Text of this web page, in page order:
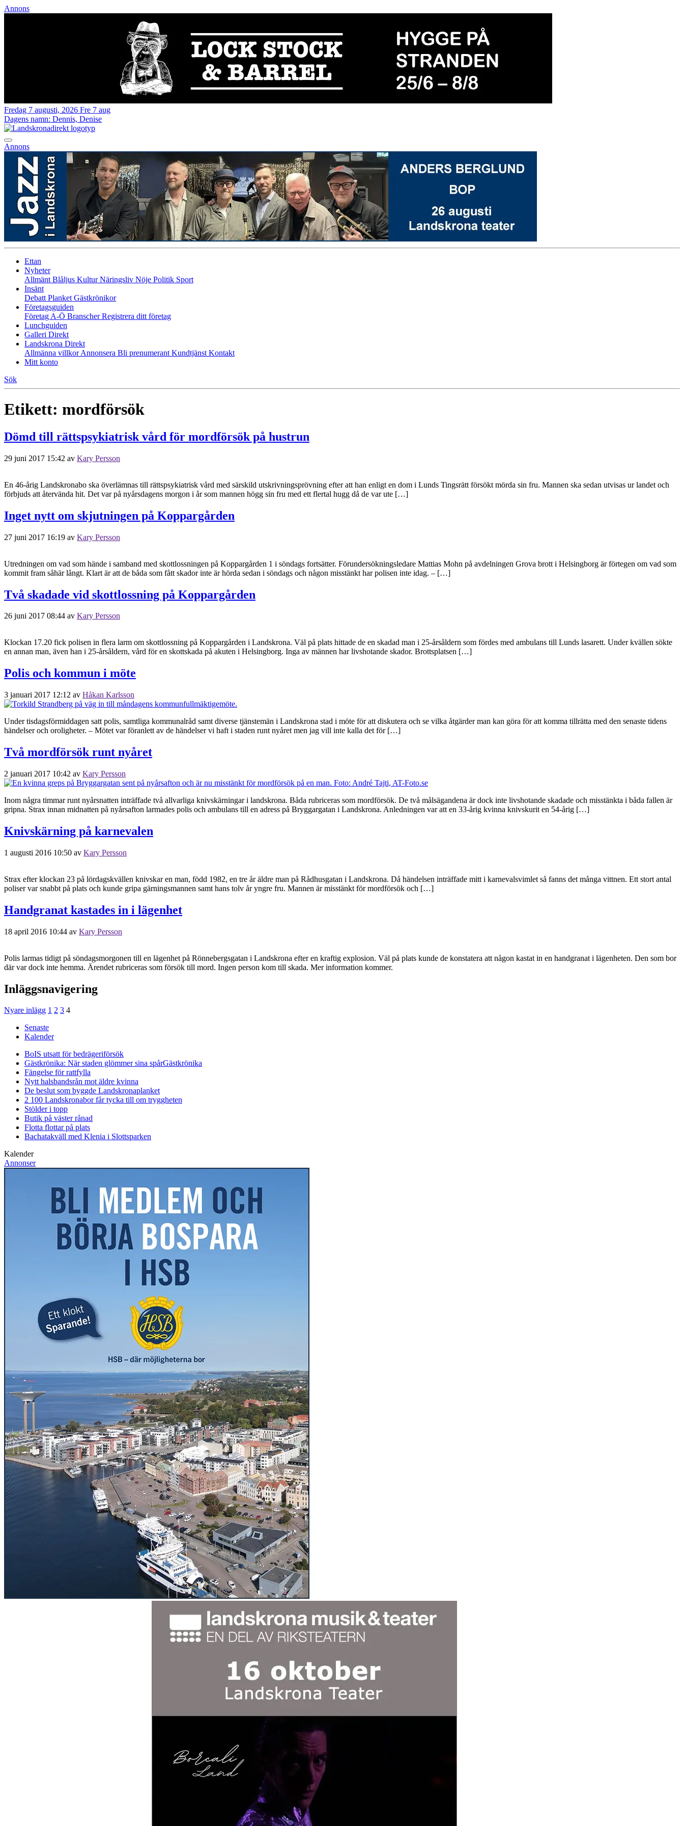
Annons
Fredag 7 augusti, 2026 Fre 7 aug
Dagens namn: Dennis, Denise
Annons
Ettan
Nyheter
Allmänt Blåljus KulturNäringsliv Nöje Politik Sport
Insänt
Debatt Planket Gästkrönikor
Företagsguiden
Företag A-Ö BranscherRegistrera ditt företag
Lunchguiden
Galleri Direkt
Landskrona Direkt
Allmänna villkorAnnonsera Bli prenumerant Kundtjänst Kontakt
Mitt konto
Sök
Etikett: mordförsök
Dömd till rättspsykiatrisk vård för mordförsök på hustrun
29 juni 2017 15:42 av Kary Persson
En 46-årig Landskronabo ska överlämnas till rättspsykiatrisk vård med särskild utskrivningsprövning efter att han enligt en dom i Lunds Tingsrätt försökt mörda sin fru. Mannen ska sedan utvisas ur landet och
förbjuds att återvända hit. Det var på nyårsdagens morgon i år som mannen högg sin fru med ett flertal hugg då de var ute […]
Inget nytt om skjutningen på Koppargården
27 juni 2017 16:19 av Kary Persson
Utredningen om vad som hände i samband med skottlossningen på Koppargården 1 i söndags fortsätter. Förundersökningsledare Mattias Mohn på avdelningen Grova brott i Helsingborg är förtegen om vad som
kommit fram såhär långt. Klart är att de båda som fått skador inte är hörda sedan i söndags och någon misstänkt har polisen inte idag. – […]
Två skadade vid skottlossning på Koppargården
26 juni 2017 08:44 av Kary Persson
Klockan 17.20 fick polisen in flera larm om skottlossning på Koppargården i Landskrona. Väl på plats hittade de en skadad man i 25-årsåldern som fördes med ambulans till Lunds lasarett. Under kvällen sökte
en annan man, även han i 25-årsåldern, vård för en skottskada på akuten i Helsingborg. Inga av männen har livshotande skador. Brottsplatsen […]
Polis och kommun i möte
3 januari 2017 12:12 av Håkan Karlsson
Under tisdagsförmiddagen satt polis, samtliga kommunalråd samt diverse tjänstemän i Landskrona stad i möte för att diskutera och se vilka åtgärder man kan göra för att komma tillrätta med den senaste tidens
händelser och oroligheter. – Mötet var föranlett av de händelser vi haft i staden runt nyåret men jag vill inte kalla det för […]
Två mordförsök runt nyåret
2 januari 2017 10:42 av Kary Persson
Inom några timmar runt nyårsnatten inträffade två allvarliga knivskärningar i landskrona. Båda rubriceras som mordförsök. De två målsägandena är dock inte livshotande skadade och misstänkta i båda fallen är
gripna. Strax innan midnatten på nyårsafton larmades polis och ambulans till en adress på Bryggargatan i Landskrona. Anledningen var att en 33-årig kvinna knivskurit en 54-årig […]
Knivskärning på karnevalen
1 augusti 2016 10:50 av Kary Persson
Strax efter klockan 23 på lördagskvällen knivskar en man, född 1982, en tre år äldre man på Rådhusgatan i Landskrona. Då händelsen inträffade mitt i karnevalsvimlet så fanns det många vittnen. Ett stort antal
poliser var snabbt på plats och kunde gripa gärningsmannen samt hans tolv år yngre fru. Mannen är misstänkt för mordförsök och […]
Handgranat kastades in i lägenhet
18 april 2016 10:44 av Kary Persson
Polis larmas tidigt på söndagsmorgonen till en lägenhet på Rönnebergsgatan i Landskrona efter en kraftig explosion. Väl på plats kunde de konstatera att någon kastat in en handgranat i lägenheten. Den som bor
där var dock inte hemma. Ärendet rubriceras som försök till mord. Ingen person kom till skada. Mer information kommer.
Inläggsnavigering
Nyare inlägg 1 2 3 4
Senaste
Kalender
BoIS utsatt för bedrägeriförsök
Gästkrönika: När staden glömmer sina spårGästkrönika
Fängelse för rattfylla
Nytt halsbandsrån mot äldre kvinna
De beslut som byggde Landskronaplanket
2 100 Landskronabor får tycka till om tryggheten
Stölder i topp
Butik på väster rånad
Flotta flottar på plats
Bachatakväll med Klenia i Slottsparken
Kalender
Annonser